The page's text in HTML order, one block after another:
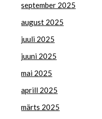
september 2025
august 2025
juuli 2025
juuni 2025
mai 2025
aprill 2025
märts 2025